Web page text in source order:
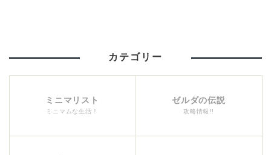
カテゴリー
ミニマリスト
ミニマムな生活！
ゼルダの伝説
攻略情報!!